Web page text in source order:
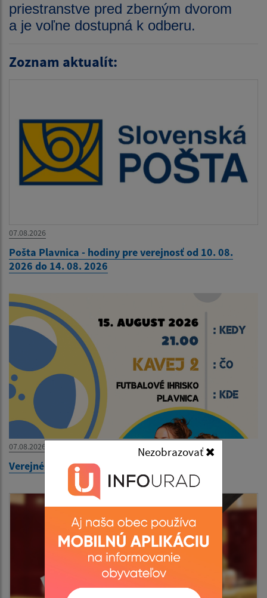
Nezobrazovať
priestranstve pred zberným dvorom
a je voľne dostupná k odberu.
Zoznam aktualít:
07.08.2026
Pošta Plavnica - hodiny pre verejnosť od 10. 08.
2026 do 14. 08. 2026
07.08.2026
Verejné premietanie - KAVEJ 2